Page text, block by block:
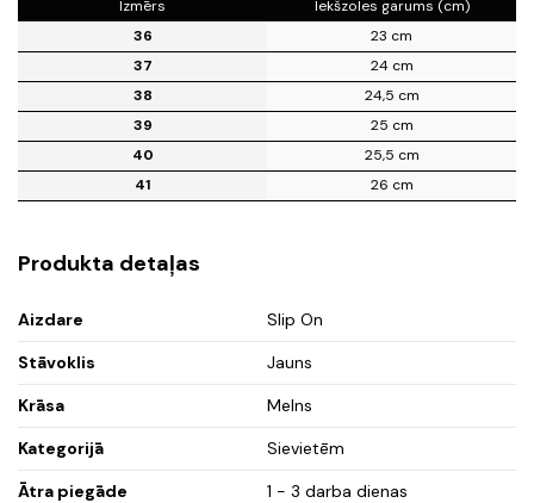
Izmērs
Iekšzoles garums (cm)
36
23 cm
37
24 cm
38
24,5 cm
39
25 cm
40
25,5 cm
41
26 cm
Produkta detaļas
Aizdare
Slip On
Stāvoklis
Jauns
Krāsa
Melns
Kategorijā
Sievietēm
Ātra piegāde
1 - 3 darba dienas